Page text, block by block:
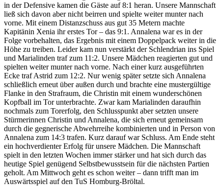
in der Defensive kamen die Gäste auf 8:1 heran. Unsere Mannschaft
ließ sich davon aber nicht beirren und spielte weiter munter nach
vorne. Mit einem Distanzschuss aus gut 35 Metern machte
Kapitänin Xenia ihr erstes Tor – das 9:1. Annalena war es in der
Folge vorbehalten, das Ergebnis mit einem Doppelpack weiter in die
Höhe zu treiben. Leider kam nun verstärkt der Schlendrian ins Spiel
und Marialinden traf zum 11:2. Unsere Mädchen reagierten gut und
spielten weiter munter nach vorne. Nach einer kurz ausgeführten
Ecke traf Astrid zum 12:2. Nur wenig später setzte sich Annalena
schließlich erneut über außen durch und brachte eine mustergültige
Flanke in den Strafraum, die Christin mit einem wunderschönen
Kopfball im Tor unterbrachte. Zwar kam Marialinden daraufhin
nochmals zum Torerfolg, den Schlusspunkt aber setzten unsere
Stürmerinnen Christin und Annalena, die sich erneut gemeinsam
durch die gegnerische Abwehrreihe kombinierten und in Person von
Annalena zum 14:3 trafen. Kurz darauf war Schluss. Am Ende steht
ein hochverdienter Erfolg für unsere Mädchen. Die Mannschaft
spielt in den letzten Wochen immer stärker und hat sich durch das
heutige Spiel genügend Selbstbewusstsein für die nächsten Partien
geholt. Am Mittwoch geht es schon weiter – dann trifft man im
Auswärtsspiel auf den TuS Homburg-Bröltal.